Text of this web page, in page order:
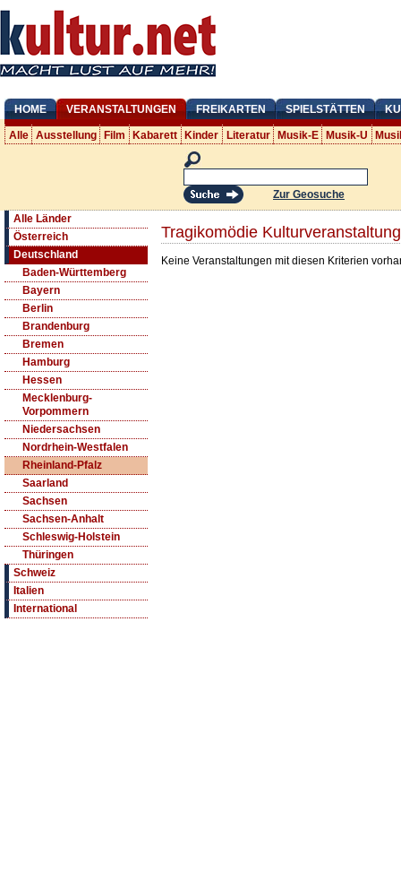
HOME VERANSTALTUNGEN FREIKARTEN SPIELSTÄTTEN
Alle Ausstellung Film Kabarett Kinder Literatur Musik-E Musik-U
Zur Geosuche
Alle Länder
Österreich
Deutschland
Baden-Württemberg
Bayern
Berlin
Brandenburg
Bremen
Hamburg
Hessen
Mecklenburg-
Vorpommern
Niedersachsen
Nordrhein-Westfalen
Rheinland-Pfalz
Saarland
Sachsen
Sachsen-Anhalt
Schleswig-Holstein
Thüringen
Schweiz
Italien
International
Tragikomödie
Keine Veranstaltungen mit diesen Kriterien